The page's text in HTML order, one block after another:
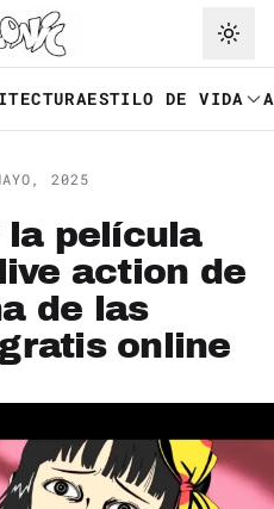
ESTILO DE VIDA
2025
la película
action de
de las
online